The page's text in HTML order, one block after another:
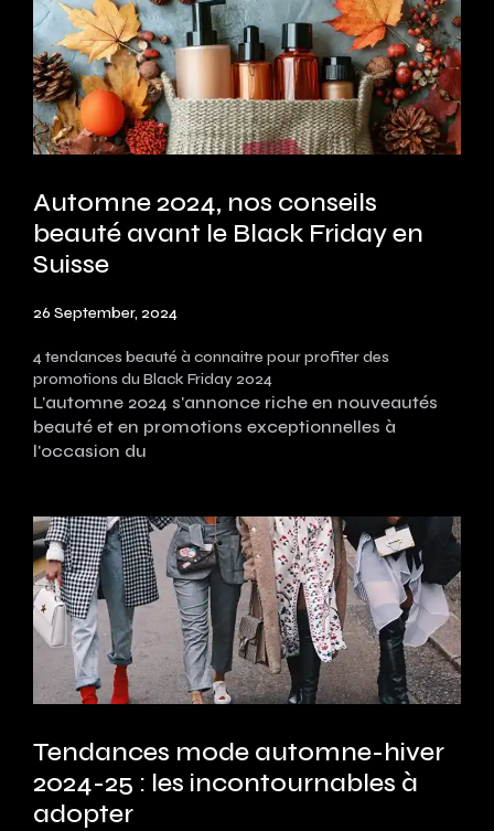
Automne 2024, nos conseils
beauté avant le Black Friday en
Suisse
26 September, 2024
4 tendances beauté à connaitre pour profiter des
promotions du Black Friday 2024
L'automne 2024 s'annonce riche en nouveautés
beauté et en promotions exceptionnelles à
l'occasion du
Tendances mode automne-hiver
2024-25 : les incontournables à
adopter